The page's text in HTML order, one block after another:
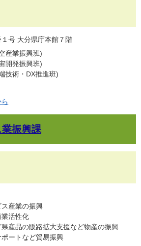
号 大分県庁本館７階
産業振興班
開発振興班
技術・DX推進班
振興課
ス産業の振興
業活性化
県産品の販路拡大支援など物産の振興
ポートなど貿易振興